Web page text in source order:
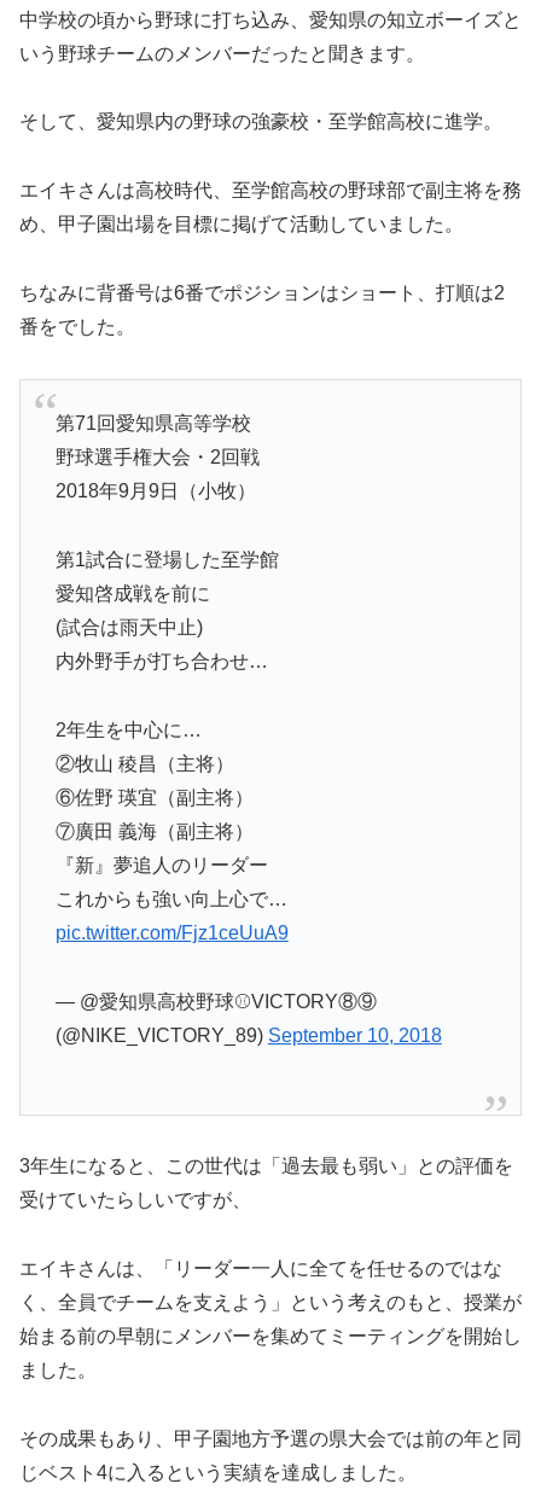
中学校の頃から野球に打ち込み、愛知県の知立ボーイズと
いう野球チームのメンバーだったと聞きます。
そして、愛知県内の野球の強豪校・至学館高校に進学。
エイキさんは高校時代、至学館高校の野球部で副主将を務
め、甲子園出場を目標に掲げて活動していました。
ちなみに背番号は6番でポジションはショート、打順は2
番をでした。
第71回愛知県高等学校
野球選手権大会・2回戦
2018年9月9日（小牧）
第1試合に登場した至学館
愛知啓成戦を前に
(試合は雨天中止)
内外野手が打ち合わせ…
2年生を中心に…
②牧山 稜昌（主将）
⑥佐野 瑛宜（副主将）
⑦廣田 義海（副主将）
『新』夢追人のリーダー
これからも強い向上心で…
pic.twitter.com/Fjz1ceUuA9
— @愛知県高校野球⚾VICTORY⑧⑨
(@NIKE_VICTORY_89) September 10, 2018
3年生になると、この世代は「過去最も弱い」との評価を
受けていたらしいですが、
エイキさんは、「リーダー一人に全てを任せるのではな
く、全員でチームを支えよう」という考えのもと、授業が
始まる前の早朝にメンバーを集めてミーティングを開始し
ました。
その成果もあり、甲子園地方予選の県大会では前の年と同
じベスト4に入るという実績を達成しました。